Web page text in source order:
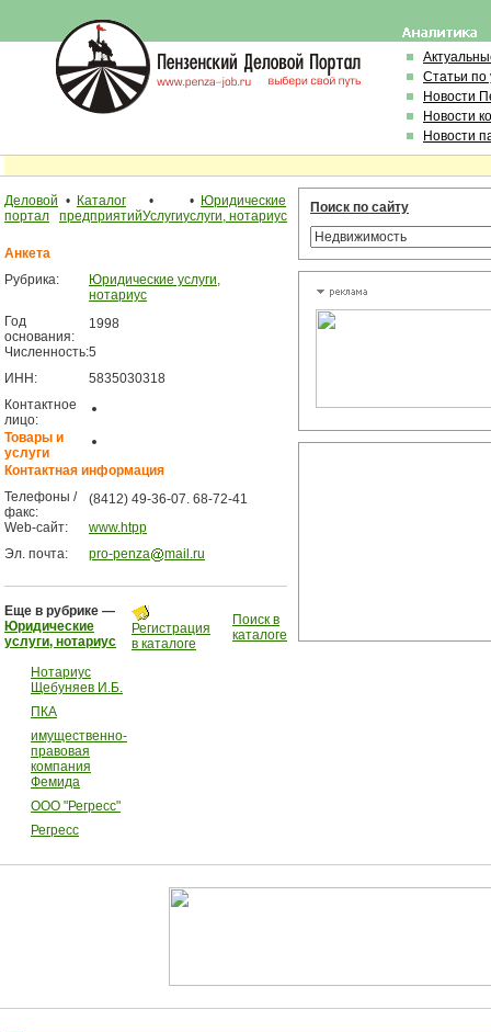
Статьи по
Новости
Новости
Новости
Деловой
портал
• Каталог
предприятий
•
Услуги
• Юридические
услуги, нотариус
Анкета
Рубрика:
Юридические услуги,
нотариус
Год
основания:
1998
Численность:5
ИНН:
5835030318
Контактное
лицо:
Товары и
услуги
Контактная информация
Телефоны /
факс:
(8412) 49-36-07. 68-72-41
Web-сайт:
www.htpp
Эл. почта:
pro-penza mail.ru
Еще в рубрике —
Юридические
услуги, нотариус
Нотариус
Щебуняев И.Б.
ПКА
имущественно-
правовая
компания
Фемида
ООО "Регресс"
Регресс
Регистрация
в каталоге
Поиск в
каталоге
Поиск по сайту